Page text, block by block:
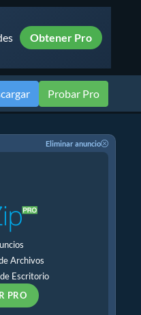
Obtener Pro
Probar Pro
Eliminar anuncio
Archivos
Escritorio
PRO